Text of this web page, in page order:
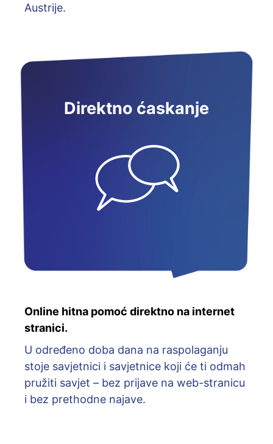
Austrije.
Direktno ćaskanje
Online hitna pomoć direktno na internet
stranici.
U određeno doba dana na raspolaganju
stoje savjetnici i savjetnice koji će ti odmah
pružiti savjet – bez prijave na web-stranicu
i bez prethodne najave.